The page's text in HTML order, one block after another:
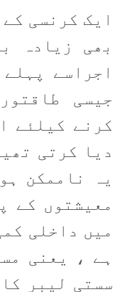
ایک کرنسی
بھی زیادہ
اجراسے
جیسی
کرنے کیلئے
دیا کرتی
یہ ناممکن
معیشتوں کے
میں داخلی
ہے ، یعنی
سستی لیبر